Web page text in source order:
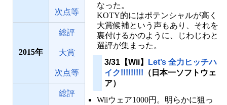
次点等
2015
総評
大賞
次点等
総評
なった。
KOTY的にはポテンシャルが高く
大賞候補という声もあり、それを
裏付けるかのように、じわじわと
選評が集まった。
3/31【Wii】
Let’s 全力ヒッチハ
イク!!!!!!!!! （日本一ソフトウェ
ア）
Wiiウェア1000円。明らかに狙っ